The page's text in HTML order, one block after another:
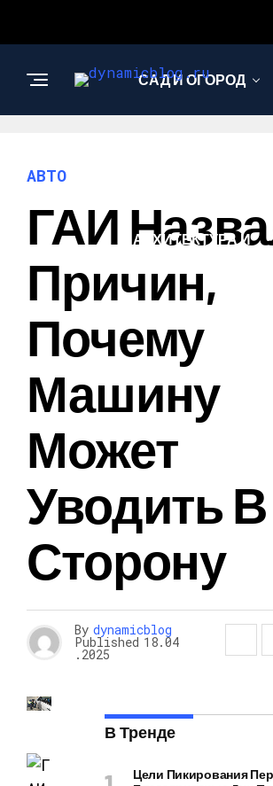
САД И ОГОРОД
АРХИТЕКТУРА И
АВТО
ГАИ
Причин,
Почему
Машину
Может
Уводить В
Сторону
By dynamicblog
Published 18.04
.2025
В Тренде
Цели Пикирования